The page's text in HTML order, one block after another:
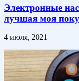
Электронные
лучшая моя
4 июля, 2021